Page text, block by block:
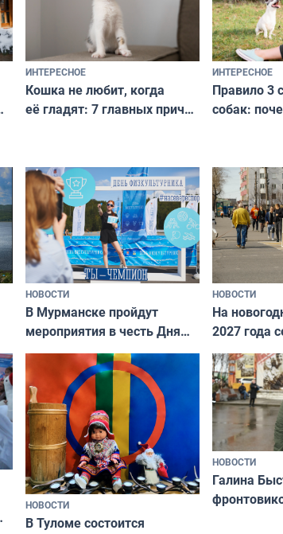
ИНТЕРЕСНОЕ
Кошка не любит, когда
её гладят: 7 главных причин
независимому питомцу
ИНТЕРЕСНОЕ
Правило 3
собак:
питомцу
криков
НОВОСТИ
В Мурманске пройдут
мероприятия в честь Дня
физкультурника
НОВОСТИ
На
2027 года
отдыхать
НОВОСТИ
В Туломе состоится
НОВОСТИ
Галина